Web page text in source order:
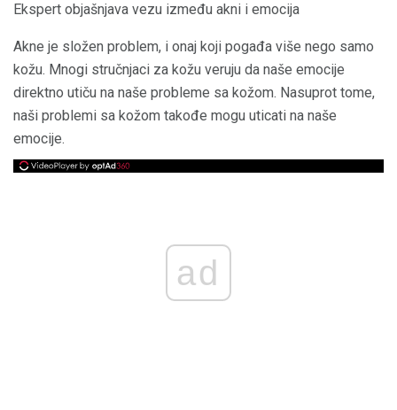
Ekspert objašnjava vezu između akni i emocija
Akne je složen problem, i onaj koji pogađa više nego samo
kožu. Mnogi stručnjaci za kožu veruju da naše emocije
direktno utiču na naše probleme sa kožom. Nasuprot tome,
naši problemi sa kožom takođe mogu uticati na naše
emocije.
ad